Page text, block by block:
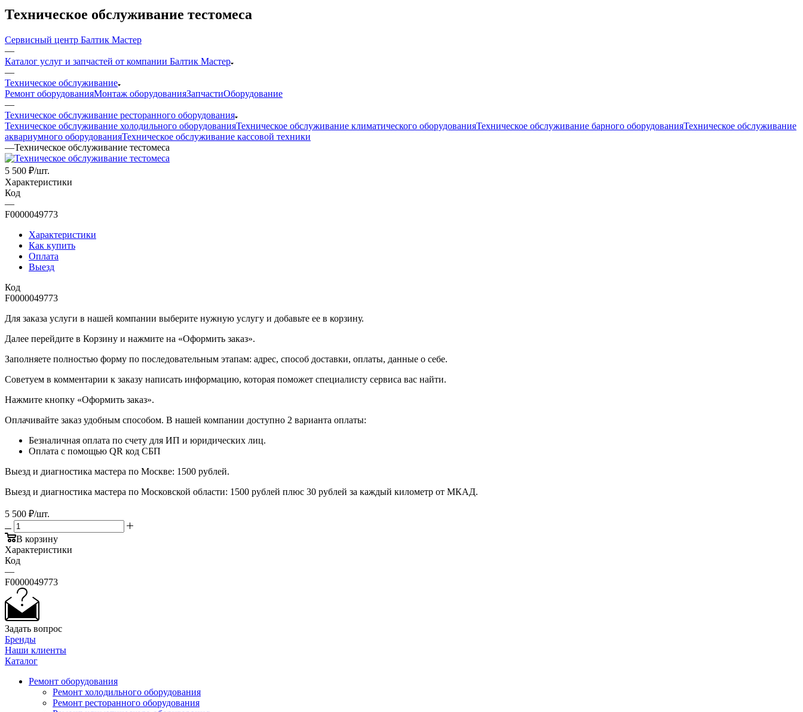
Техническое обслуживание тестомеса
Сервисный центр Балтик Мастер
—
Каталог услуг и запчастей от компании Балтик Мастер
—
Техническое обслуживание
Ремонт оборудованияМонтаж оборудованияЗапчастиОборудование
—
Техническое обслуживание ресторанного оборудования
Техническое обслуживание холодильного оборудованияТехническое обслуживание климатического оборудованияТехническое обслуживание барного оборудованияТехническое обслуживание
аквариумного оборудованияТехническое обслуживание кассовой техники
—Техническое обслуживание тестомеса
5 500 ₽/шт.
Характеристики
Код
—
F0000049773
Характеристики
Как купить
Оплата
Выезд
Код
F0000049773
Для заказа услуги в нашей компании выберите нужную услугу и добавьте ее в корзину.
Далее перейдите в Корзину и нажмите на «Оформить заказ».
​​​​​​​Заполняете полностью форму по последовательным этапам: адрес, способ доставки, оплаты, данные о себе.
​​​​​​​Советуем в комментарии к заказу написать информацию, которая поможет специалисту сервиса вас найти.
​​​​​​​Нажмите кнопку «Оформить заказ».
Оплачивайте заказ удобным способом. В нашей компании доступно 2 варианта оплаты:
Безналичная оплата по счету для ИП и юридических лиц.
Оплата с помощью QR код СБП
Выезд и диагностика мастера по Москве: 1500 рублей.
Выезд и диагностика мастера по Московской области: 1500 рублей плюс 30 рублей за каждый километр от МКАД.
5 500 ₽/шт.
В корзину
Характеристики
Код
—
F0000049773
Задать вопрос
Бренды
Наши клиенты
Каталог
Ремонт оборудования
Ремонт холодильного оборудования
Ремонт ресторанного оборудования